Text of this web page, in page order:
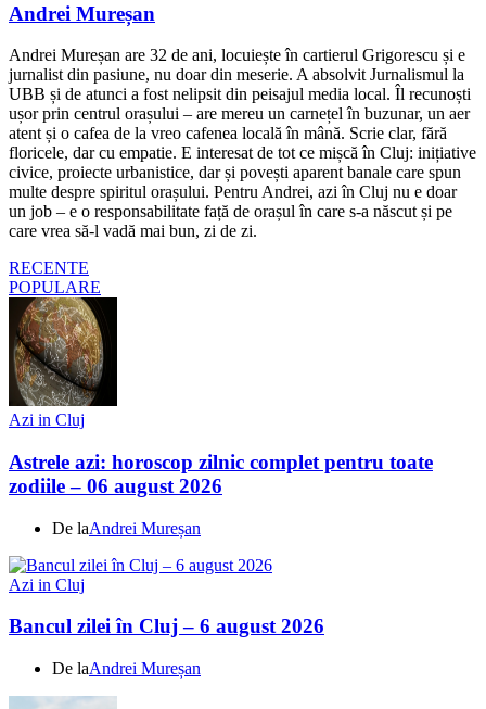
Andrei Mureșan
Andrei Mureșan are 32 de ani, locuiește în cartierul Grigorescu și e
jurnalist din pasiune, nu doar din meserie. A absolvit Jurnalismul la
UBB și de atunci a fost nelipsit din peisajul media local. Îl recunoști
ușor prin centrul orașului – are mereu un carnețel în buzunar, un aer
atent și o cafea de la vreo cafenea locală în mână. Scrie clar, fără
floricele, dar cu empatie. E interesat de tot ce mișcă în Cluj: inițiative
civice, proiecte urbanistice, dar și povești aparent banale care spun
multe despre spiritul orașului. Pentru Andrei, azi în Cluj nu e doar
un job – e o responsabilitate față de orașul în care s-a născut și pe
care vrea să-l vadă mai bun, zi de zi.
RECENTE
POPULARE
Azi in Cluj
Astrele azi: horoscop zilnic complet pentru toate
zodiile – 06 august 2026
De laAndrei Mureșan
Azi in Cluj
Bancul zilei în Cluj – 6 august 2026
De laAndrei Mureșan